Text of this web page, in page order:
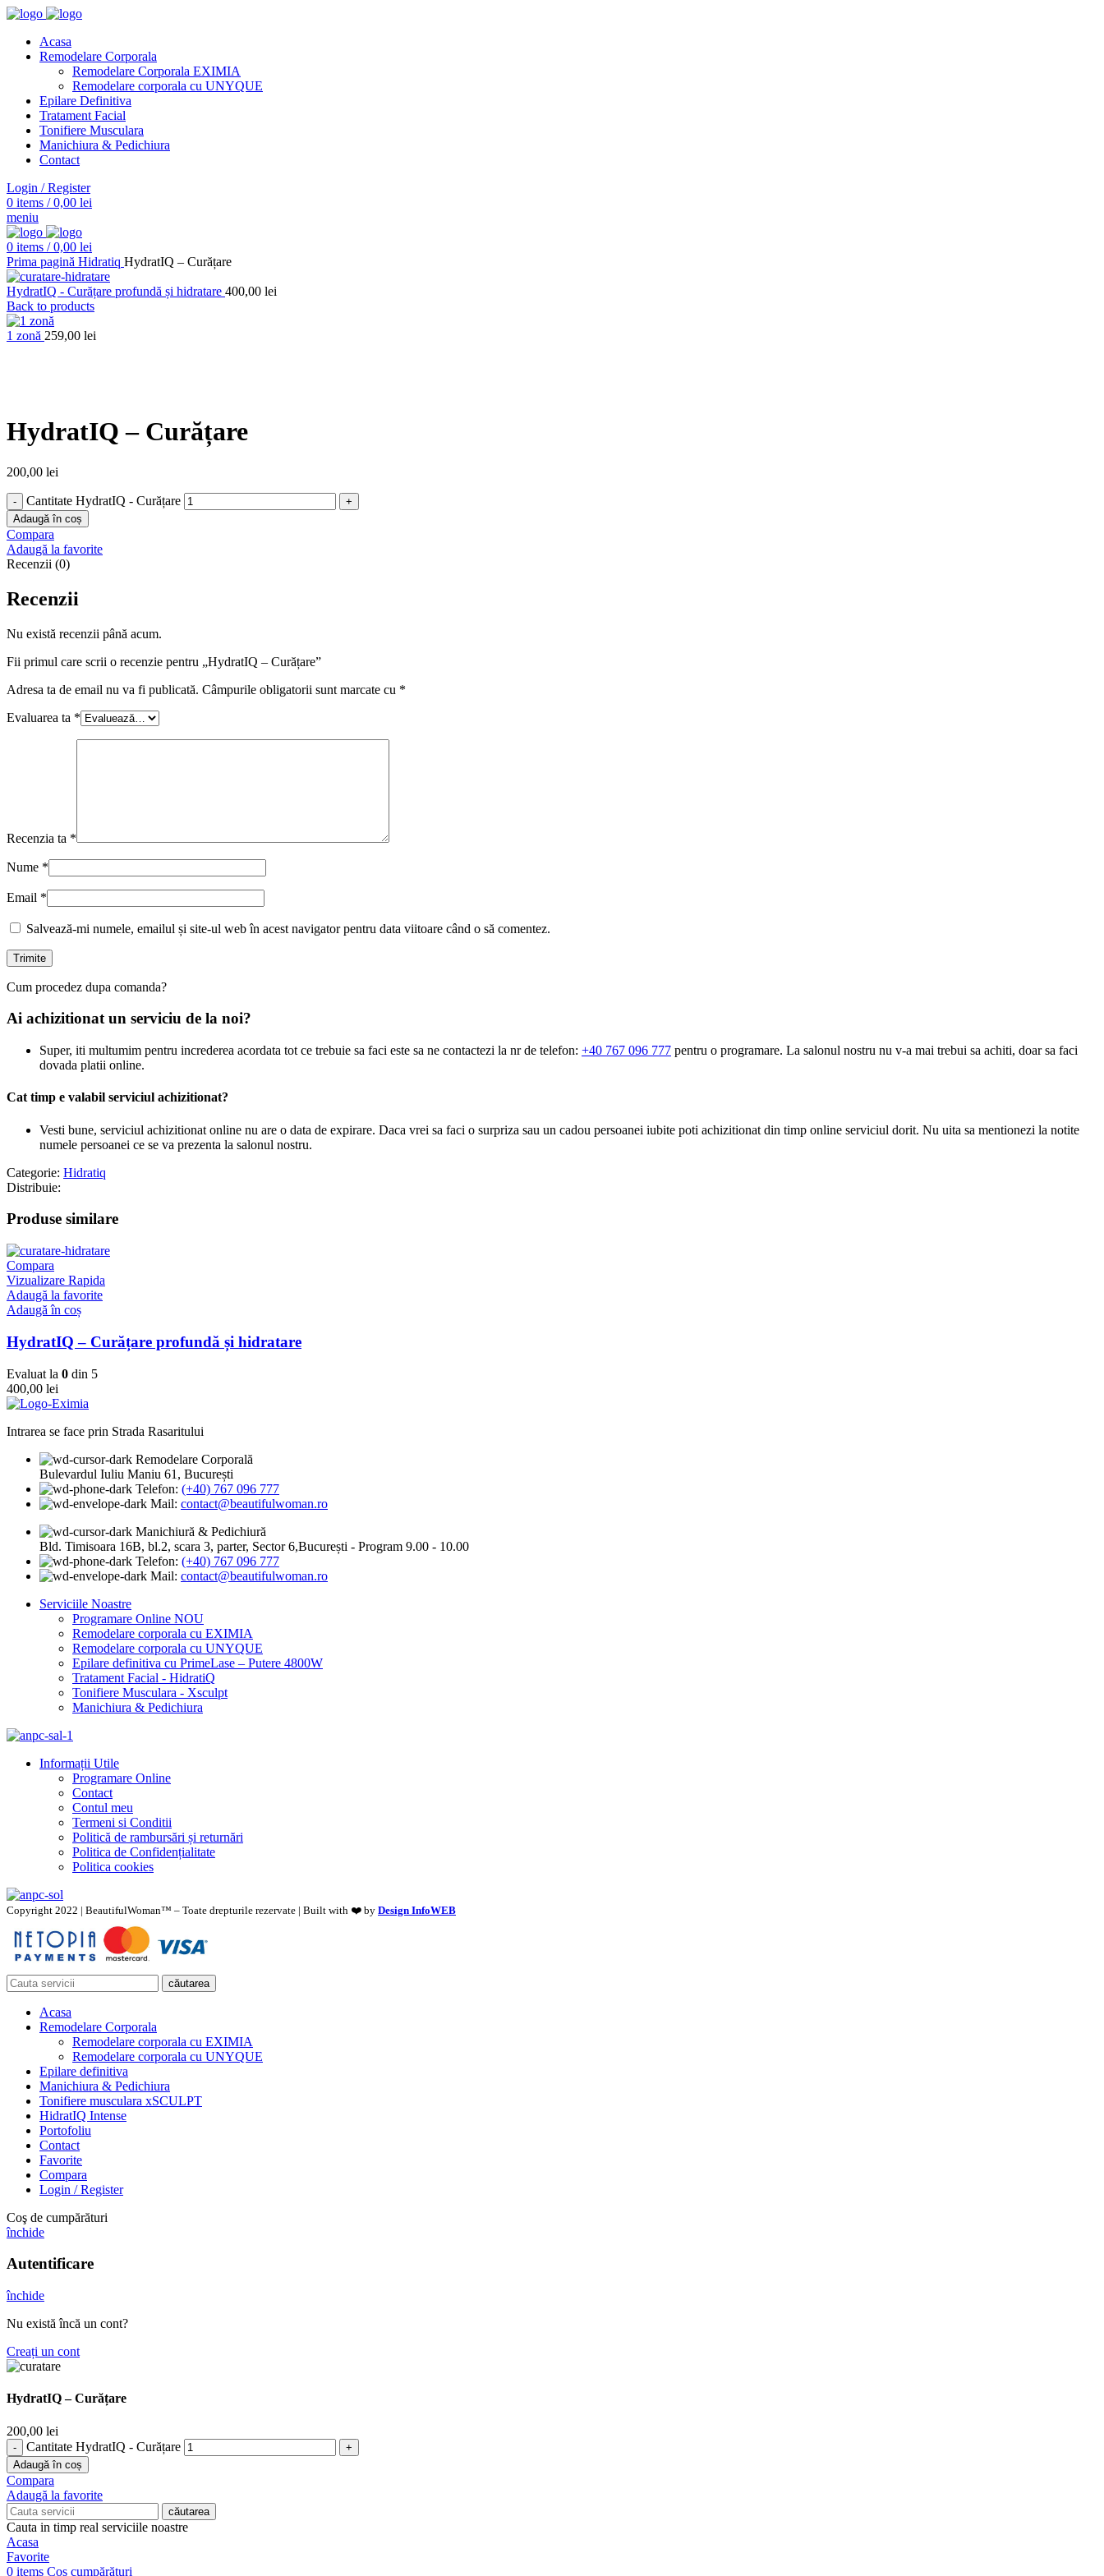
Acasa
Remodelare Corporala
Remodelare Corporala EXIMIA
Remodelare corporala cu UNYQUE
Epilare Definitiva
Tratament Facial
Tonifiere Musculara
Manichiura & Pedichiura
Contact
Login / Register
0 items / 0,00 lei
meniu
0 items / 0,00 lei
Prima pagină Hidratiq HydratIQ – Curățare
HydratIQ - Curățare profundă și hidratare 400,00 lei
Back to products
1 zonă 259,00 lei
HydratIQ – Curățare
200,00 lei
Cantitate HydratIQ - Curățare
Adaugă în coș
Compara
Adaugă la favorite
Recenzii (0)
Recenzii
Nu există recenzii până acum.
Fii primul care scrii o recenzie pentru „HydratIQ – Curățare”
Adresa ta de email nu va fi publicată. Câmpurile obligatorii sunt marcate cu *
Evaluarea ta *
Recenzia ta *
Nume *
Email *
Salvează-mi numele, emailul și site-ul web în acest navigator pentru data viitoare când o să comentez.
Cum procedez dupa comanda?
Ai achizitionat un serviciu de la noi?
Super, iti multumim pentru increderea acordata tot ce trebuie sa faci este sa ne contactezi la nr de telefon: +40 767 096 777 pentru o programare. La salonul nostru nu v-a mai trebui sa achiti, doar sa faci
dovada platii online.
Cat timp e valabil serviciul achizitionat?
Vesti bune, serviciul achizitionat online nu are o data de expirare. Daca vrei sa faci o surpriza sau un cadou persoanei iubite poti achizitionat din timp online serviciul dorit. Nu uita sa mentionezi la notite
numele persoanei ce se va prezenta la salonul nostru.
Categorie: Hidratiq
Distribuie:
Produse similare
Compara
Vizualizare Rapida
Adaugă la favorite
Adaugă în coș
HydratIQ – Curățare profundă și hidratare
Evaluat la 0 din 5
400,00 lei
Intrarea se face prin Strada Rasaritului
Remodelare Corporală
Bulevardul Iuliu Maniu 61, București
Telefon: (+40) 767 096 777
Mail: contact@beautifulwoman.ro
Manichiură & Pedichiură
Bld. Timisoara 16B, bl.2, scara 3, parter, Sector 6,București - Program 9.00 - 10.00
Telefon: (+40) 767 096 777
Mail: contact@beautifulwoman.ro
Serviciile Noastre
Programare Online NOU
Remodelare corporala cu EXIMIA
Remodelare corporala cu UNYQUE
Epilare definitiva cu PrimeLase – Putere 4800W
Tratament Facial - HidratiQ
Tonifiere Musculara - Xsculpt
Manichiura & Pedichiura
Informații Utile
Programare Online
Contact
Contul meu
Termeni si Conditii
Politică de rambursări și returnări
Politica de Confidențialitate
Politica cookies
Copyright 2022 | BeautifulWoman™ – Toate drepturile rezervate | Built with ❤️ by Design InfoWEB
căutarea
Acasa
Remodelare Corporala
Remodelare corporala cu EXIMIA
Remodelare corporala cu UNYQUE
Epilare definitiva
Manichiura & Pedichiura
Tonifiere musculara xSCULPT
HidratIQ Intense
Portofoliu
Contact
Favorite
Compara
Login / Register
Coş de cumpărături
închide
Autentificare
închide
Nu există încă un cont?
Creați un cont
HydratIQ – Curățare
200,00 lei
Cantitate HydratIQ - Curățare
Adaugă în coș
Compara
Adaugă la favorite
căutarea
Cauta in timp real serviciile noastre
Acasa
Favorite
0 items Coș cumpărături